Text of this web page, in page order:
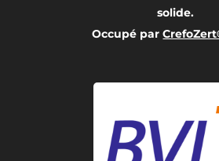
solide.
Occupé par